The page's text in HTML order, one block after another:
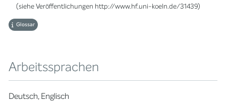
(siehe Veröffentlichungen http://www.hf.uni-koeln.de/31439)
Glossar
Arbeitssprachen
Deutsch, Englisch